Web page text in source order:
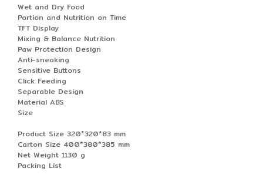
Wet and Dry Food
Portion and Nutrition on Time
TFT Display
Mixing & Balance Nutrition
Paw Protection Design
Anti-sneaking
Sensitive Buttons
Click Feeding
Separable Design
Material ABS
Size
Product Size 320*320*83 mm
Carton Size 400*380*385 mm
Net Weight 1130 g
Packing List